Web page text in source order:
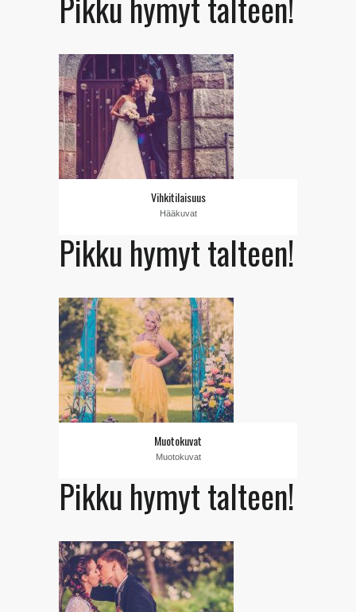
Vihkitilaisuus
Hääkuvat
Pikku hymyt talteen!
Muotokuvat
Muotokuvat
Pikku hymyt talteen!